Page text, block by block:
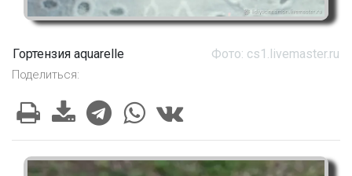
Гортензия aquarelle Фото: cs1.livemaster.ru
Поделиться: